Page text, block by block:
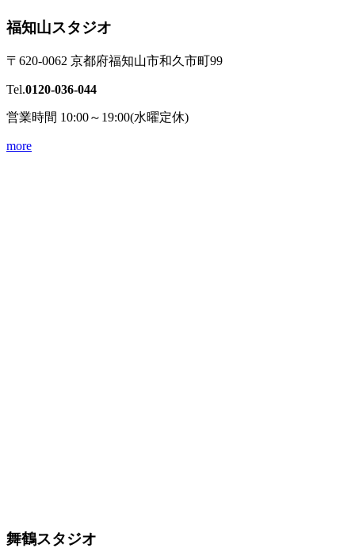
福知山スタジオ
〒620-0062 京都府福知山市和久市町99
Tel.0120-036-044
営業時間 10:00～19:00(水曜定休)
more
舞鶴スタジオ